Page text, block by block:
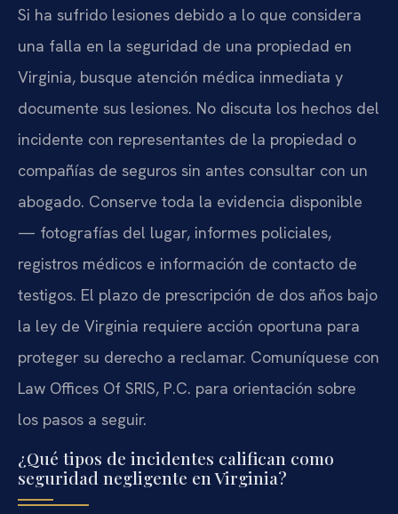
Si ha sufrido lesiones debido a lo que considera
una falla en la seguridad de una propiedad en
Virginia, busque atención médica inmediata y
documente sus lesiones. No discuta los hechos del
incidente con representantes de la propiedad o
compañías de seguros sin antes consultar con un
abogado. Conserve toda la evidencia disponible
— fotografías del lugar, informes policiales,
registros médicos e información de contacto de
testigos. El plazo de prescripción de dos años bajo
la ley de Virginia requiere acción oportuna para
proteger su derecho a reclamar. Comuníquese con
Law Offices Of SRIS, P.C. para orientación sobre
los pasos a seguir.
¿Qué tipos de incidentes califican como
seguridad negligente en Virginia?